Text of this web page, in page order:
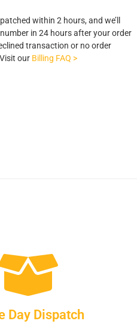
within 2 hours, and we’ll
in 24 hours after your order
transaction or no order
our Billing FAQ >
Day Dispatch